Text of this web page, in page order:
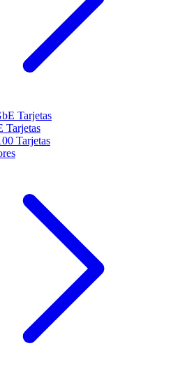
Tarjetas
Tarjetas
Tarjetas